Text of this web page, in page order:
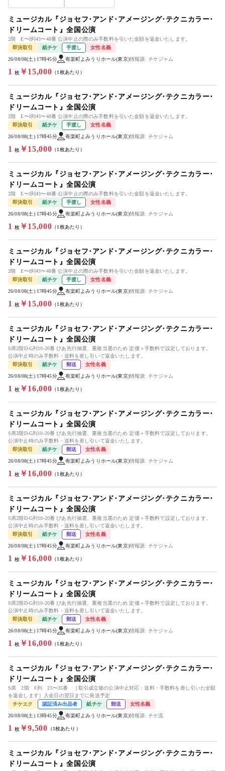
ミュージカル『ジョセフ･アンド･アメージング･テクニカラー･
ドリームコート』全国公演
2階 E〜I列43〜48番 公演中止の際のみ手数料を引いた金額を返金いたします。
即決取引
紙チケ 手渡し 女性名義
26/08/08(土) 17時45分 有楽町よみうりホール(東京)情報源: チケジャム
1 枚￥15,000 （1枚あたり）
ミュージカル『ジョセフ･アンド･アメージング･テクニカラー･
ドリームコート』全国公演
2階 E〜I列43〜48番 公演中止の際のみ手数料を引いた金額を返金いたします。
即決取引
紙チケ 手渡し 女性名義
26/08/08(土) 17時45分 有楽町よみうりホール(東京)情報源: チケジャム
1 枚￥15,000 （1枚あたり）
ミュージカル『ジョセフ･アンド･アメージング･テクニカラー･
ドリームコート』全国公演
2階 E〜I列43〜48番 公演中止の際のみ手数料を引いた金額を返金いたします。
即決取引
紙チケ 手渡し 女性名義
26/08/08(土) 17時45分 有楽町よみうりホール(東京)情報源: チケジャム
1 枚￥15,000 （1枚あたり）
ミュージカル『ジョセフ･アンド･アメージング･テクニカラー･
ドリームコート』全国公演
2階 E〜I列43〜48番 公演中止の際のみ手数料を引いた金額を返金いたします。
即決取引
紙チケ 手渡し 女性名義
26/08/08(土) 17時45分 有楽町よみうりホール(東京)情報源: チケジャム
1 枚￥15,000 （1枚あたり）
ミュージカル『ジョセフ･アンド･アメージング･テクニカラー･
ドリームコート』全国公演
S席2階D-G列10-20番 ぴあ先行抽選、重複当選のため 定価＋手数料で設定しております。
公演中止時のみ手数料・送料を差し引いて返金いたします。
即決取引
紙チケ 郵送 女性名義
26/08/08(土) 17時45分 有楽町よみうりホール(東京)情報源: チケジャム
1 枚￥16,000 （1枚あたり）
ミュージカル『ジョセフ･アンド･アメージング･テクニカラー･
ドリームコート』全国公演
S席2階D-G列10-20番 ぴあ先行抽選、重複当選のため 定価＋手数料で設定しております。
公演中止時のみ手数料・送料を差し引いて返金いたします。
即決取引
紙チケ 郵送 女性名義
26/08/08(土) 17時45分 有楽町よみうりホール(東京)情報源: チケジャム
1 枚￥16,000 （1枚あたり）
ミュージカル『ジョセフ･アンド･アメージング･テクニカラー･
ドリームコート』全国公演
S席2階D-G列10-20番 ぴあ先行抽選、重複当選のため 定価＋手数料で設定しております。
公演中止時のみ手数料・送料を差し引いて返金いたします。
即決取引
紙チケ 郵送 女性名義
26/08/08(土) 17時45分 有楽町よみうりホール(東京)情報源: チケジャム
1 枚￥16,000 （1枚あたり）
ミュージカル『ジョセフ･アンド･アメージング･テクニカラー･
ドリームコート』全国公演
S席2階D-G列10-20番 ぴあ先行抽選、重複当選のため 定価＋手数料で設定しております。
公演中止時のみ手数料・送料を差し引いて返金いたします。
即決取引
紙チケ 郵送 女性名義
26/08/08(土) 17時45分 有楽町よみうりホール(東京)情報源: チケジャム
1 枚￥16,000 （1枚あたり）
ミュージカル『ジョセフ･アンド･アメージング･テクニカラー･
ドリームコート』全国公演
S席 2階 F列 25〜35番 ［取引成立後の公演中止対応：送料・手数料を差し引いた全額
を返金します］入金日の翌日までに発送予定
チケエク
認証済み出品者 紙チケ 郵送 女性名義
26/08/08(土) 13時45分 有楽町よみうりホール(東京)情報源: チケ流
1 枚￥9,500 （1枚あたり）
ミュージカル『ジョセフ･アンド･アメージング･テクニカラー･
ドリームコート』全国公演